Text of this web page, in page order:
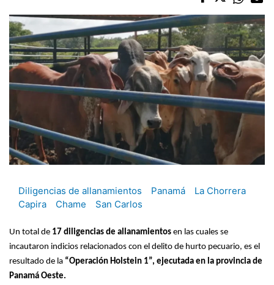
Diligencias de allanamientos Panamá
La Chorrera
Capira
Chame San Carlos
Un total de 17 diligencias de allanamientos en las cuales se
incautaron indicios relacionados con el delito de hurto pecuario, es el
resultado de la “Operación Holstein 1”, ejecutada en la provincia de
Panamá Oeste.